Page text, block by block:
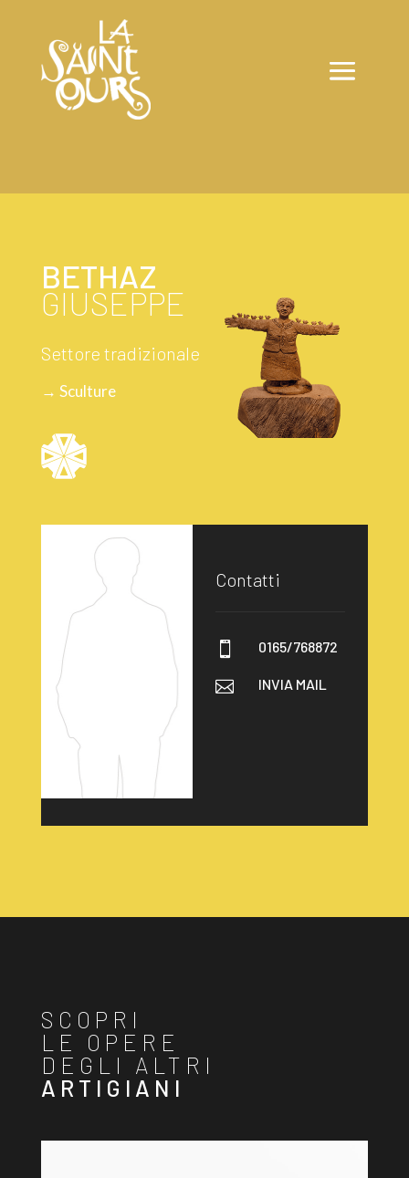
BETHAZ
GIUSEPPE
Settore tradizionale
→ Sculture
Contatti
 0165/768872
 INVIA MAIL
SCOPRI
LE OPERE
DEGLI ALTRI
ARTIGIANI